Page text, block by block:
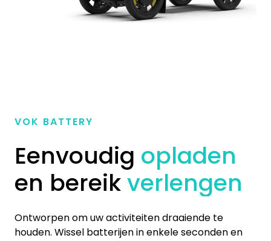
VOK BATTERY
Eenvoudig opladen
en bereikverlengen
Ontworpen om uw activiteiten draaiende te
houden. Wissel batterijen in enkele seconden en